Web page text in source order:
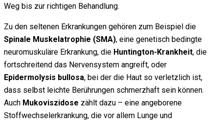
Weg bis zur richtigen Behandlung.
Zu den seltenen Erkrankungen gehören zum Beispiel die
Spinale Muskelatrophie (SMA), eine genetisch bedingte
neuromuskuläre Erkrankung, die Huntington-Krankheit, die
fortschreitend das Nervensystem angreift, oder
Epidermolysis bullosa, bei der die Haut so verletzlich ist,
dass selbst leichte Berührungen schmerzhaft sein können.
Auch Mukoviszidose zählt dazu – eine angeborene
Stoffwechselerkrankung, die vor allem Lunge und